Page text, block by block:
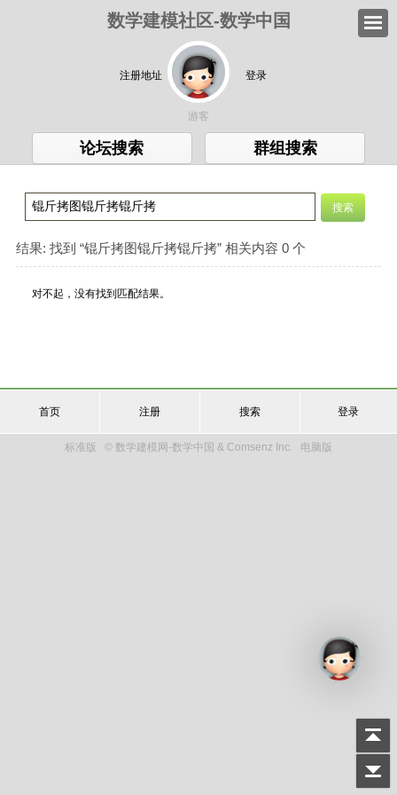
数学建模社区-数学中国
注册地址 登录
游客
论坛搜索 群组搜索
结果: 找到 “锟斤拷图锟斤拷锟斤拷” 相关内容 0 个
对不起，没有找到匹配结果。
首页 注册 搜索 登录
标准版 © 数学建模网-数学中国 & Comsenz Inc. 电脑版